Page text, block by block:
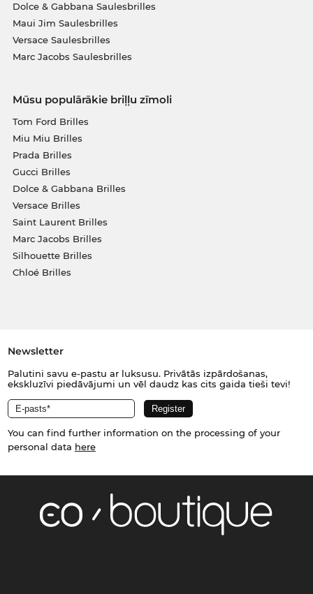
Dolce & Gabbana Saulesbrilles
Maui Jim Saulesbrilles
Versace Saulesbrilles
Marc Jacobs Saulesbrilles
Mūsu populārākie briļļu zīmoli
Tom Ford Brilles
Miu Miu Brilles
Prada Brilles
Gucci Brilles
Dolce & Gabbana Brilles
Versace Brilles
Saint Laurent Brilles
Marc Jacobs Brilles
Silhouette Brilles
Chloé Brilles
Newsletter
Palutini savu e-pastu ar luksusu. Privātās izpārdošanas,
ekskluzīvi piedāvājumi un vēl daudz kas cits gaida tieši tevi!
You can find further information on the processing of your
personal data here